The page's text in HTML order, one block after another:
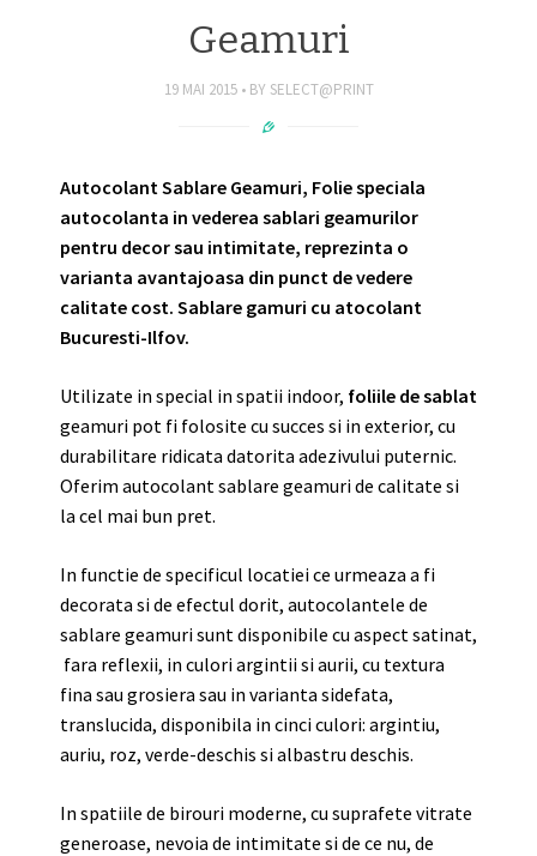
Geamuri
19 MAI 2015 BY SELECT@PRINT
Autocolant Sablare Geamuri, Folie speciala
autocolanta in vederea sablari geamurilor
pentru decor sau intimitate, reprezinta o
varianta avantajoasa din punct de vedere
calitate cost. Sablare gamuri cu atocolant
Bucuresti-Ilfov.
Utilizate in special in spatii indoor, foliile de sablat
geamuri pot fi folosite cu succes si in exterior, cu
durabilitare ridicata datorita adezivului puternic.
Oferim autocolant sablare geamuri de calitate si
la cel mai bun pret.
In functie de specificul locatiei ce urmeaza a fi
decorata si de efectul dorit, autocolantele de
sablare geamuri sunt disponibile cu aspect satinat,
fara reflexii, in culori argintii si aurii, cu textura
fina sau grosiera sau in varianta sidefata,
translucida, disponibila in cinci culori: argintiu,
auriu, roz, verde-deschis si albastru deschis.
In spatiile de birouri moderne, cu suprafete vitrate
generoase, nevoia de intimitate si de ce nu, de